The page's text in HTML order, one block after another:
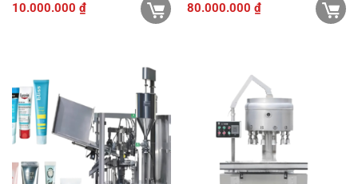
10.000.000 ₫ 80.000.000 ₫